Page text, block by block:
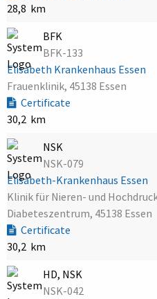
28,8 km
BFK
BFK-133
Elisabeth Krankenhaus Essen
Frauenklinik, 45138 Essen
Certificate
30,2 km
NSK
NSK-079
Elisabeth-Krankenhaus Essen
Klinik für Nieren- und
Diabeteszentrum, 45138 Essen
Certificate
30,2 km
HD, NSK
NSK-042